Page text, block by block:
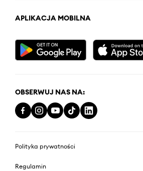
APLIKACJA MOBILNA
OBSERWUJ NAS NA:
Polityka prywatności
Regulamin